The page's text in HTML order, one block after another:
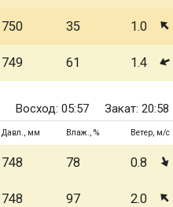
750 35 1.0
749 61 1.4
Восход: 05:57 Закат: 20:58
Давл., мм Влаж., % Ветер, м/с
748 78 0.8
748 97 2.0